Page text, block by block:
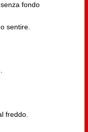
fondo
sentire.
freddo.